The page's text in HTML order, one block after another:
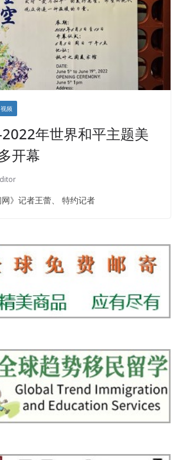
视频
年世界和平主题美
开幕
网》记者王蕾、 特约记者